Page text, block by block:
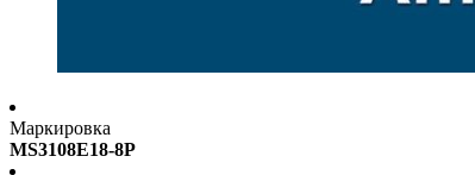
Маркировка
MS3108E18-8P